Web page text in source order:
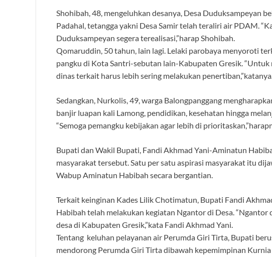
Shohibah, 48, mengeluhkan desanya, Desa Duduksampeyan
Padahal, tetangga yakni Desa Samir telah teraliri air PDAM.
Duduksampeyan segera terealisasi,”harap Shohibah.
Qomaruddin, 50 tahun, lain lagi. Lelaki parobaya menyoroti
pangku di Kota Santri-sebutan lain-Kabupaten Gresik. “Untuk
dinas terkait harus lebih sering melakukan
Sedangkan, Nurkolis, 49, warga Balongpanggang
banjir luapan kali Lamong, pendidikan, kesehatan hingga
“Semoga pemangku kebijakan agar lebih di
Bupati dan Wakil Bupati, Fandi Akhmad Yani-Aminatun
masyarakat tersebut. Satu per satu aspirasi masyarakat itu
Wabup Aminatun Habibah secara bergantian.
Terkait keinginan Kades Lilik Chotimatun, Bupati Fandi
Habibah telah melakukan kegiatan Ngantor di Desa.
desa di Kabupaten Gresik,”kata Fandi Akhmad Yani.
Tentang keluhan pelayanan air Perumda Giri Tirta, Bupati
mendorong Perumda Giri Tirta dibawah kepemimpinan